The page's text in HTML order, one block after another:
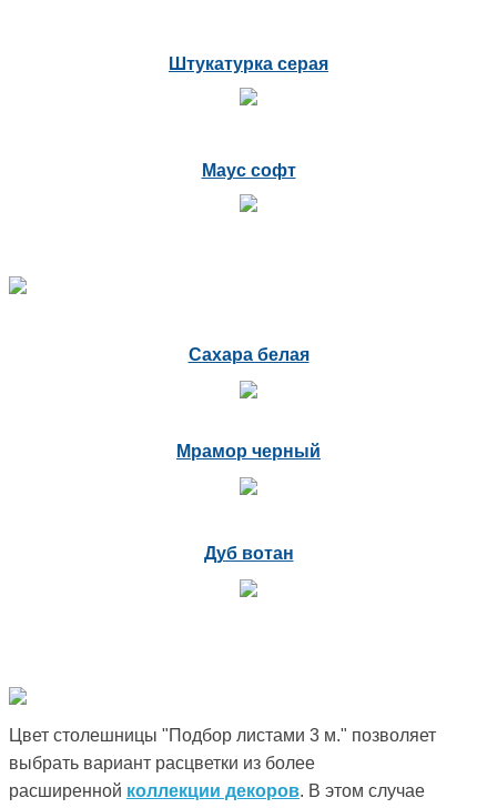
Штукатурка серая
Маус софт
Сахара белая
Мрамор черный
Дуб вотан
Цвет столешницы "Подбор листами 3 м." позволяет
выбрать вариант расцветки из более
расширенной коллекции декоров. В этом случае